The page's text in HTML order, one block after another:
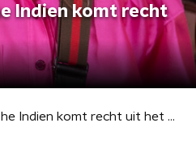
Indien komt recht
Be Yours van The Indien komt recht uit het hart